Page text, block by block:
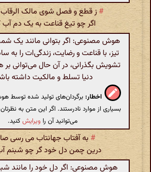
#ز قطع و فصل شوی مالک
اگر چو تیغ قناعت به یک دم آب
هوش مصنوعی: اگر بتوانی مانند یک
تیز، با قناعت و رضایت، زندگی‌ات را به
تشویش بگذرانی، در آن حال می‌توانی
دنیا تسلط و مالکیت داشته
اخطار: برگردان‌های تولید شده توسط
بسیاری از موارد نادرستند. اگر این متن به
می‌توانید آن را ویرایشکنید.
# به آفتاب جهانتاب می رسی
درین چمن دل خود گر چو شبنم
هوش مصنوعی: اگر دل خود را مانند